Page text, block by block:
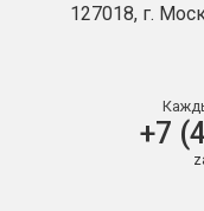
127018, г.
+7